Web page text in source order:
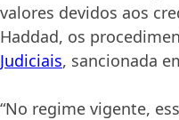
valores devidos aos
Haddad, os
Judiciais, sancionada
“No regime vigente,